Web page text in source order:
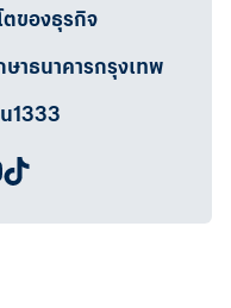
ตของธุรกิจ
าธนาคารกรุงเทพ
1333